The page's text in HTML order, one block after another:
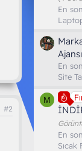
#2
En
En
Site
M
En
Sıcak